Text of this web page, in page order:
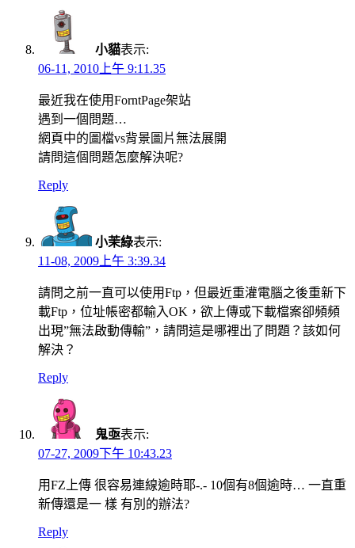
小貓表示:
06-11, 2010上午 9:11.35
最近我在使用ForntPage架站
遇到一個問題…
網頁中的圖檔vs背景圖片無法展開
請問這個問題怎麼解決呢?
Reply
小茉綠表示:
11-08, 2009上午 3:39.34
請問之前一直可以使用Ftp，但最近重灌電腦之後重新下
載Ftp，位址帳密都輸入OK，欲上傳或下載檔案卻頻頻
出現”無法啟動傳輸”，請問這是哪裡出了問題？該如何
解決？
Reply
鬼亟表示:
07-27, 2009下午 10:43.23
用FZ上傳 很容易連線逾時耶-.- 10個有8個逾時… 一直重
新傳還是一 樣 有別的辦法?
Reply